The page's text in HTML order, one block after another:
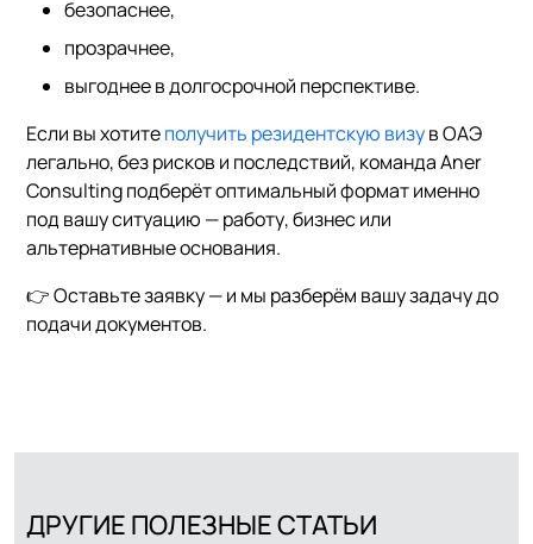
безопаснее,
прозрачнее,
выгоднее в долгосрочной перспективе.
Если вы хотитеполучить резидентскую визув ОАЭ
легально, без рисков и последствий, команда Aner
Consulting подберёт оптимальный формат именно
под вашу ситуацию — работу, бизнес или
альтернативные основания.
👉 Оставьте заявку — и мы разберём вашу задачу до
подачи документов.
ДРУГИЕ ПОЛЕЗНЫЕ СТАТЬИ